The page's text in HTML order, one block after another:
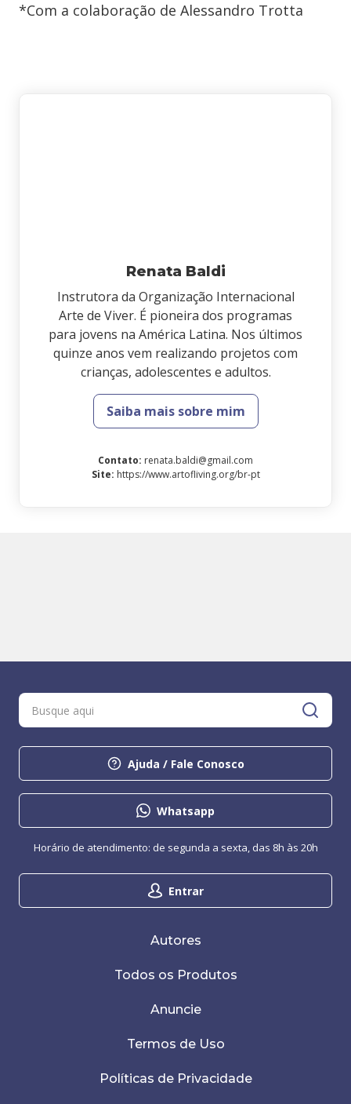
*Com a colaboração de Alessandro Trotta
Renata Baldi
Instrutora da Organização Internacional
Arte de Viver. É pioneira dos programas
para jovens na América Latina. Nos últimos
quinze anos vem realizando projetos com
crianças, adolescentes e adultos.
Saiba mais sobre mim
Contato: renata.baldi@gmail.com
Site: https://www.artofliving.org/br-pt
Ajuda / Fale Conosco
Whatsapp
Entrar
Horário de atendimento: de segunda a sexta, das 8h às 20h
Autores
Todos os Produtos
Anuncie
Termos de Uso
Políticas de Privacidade